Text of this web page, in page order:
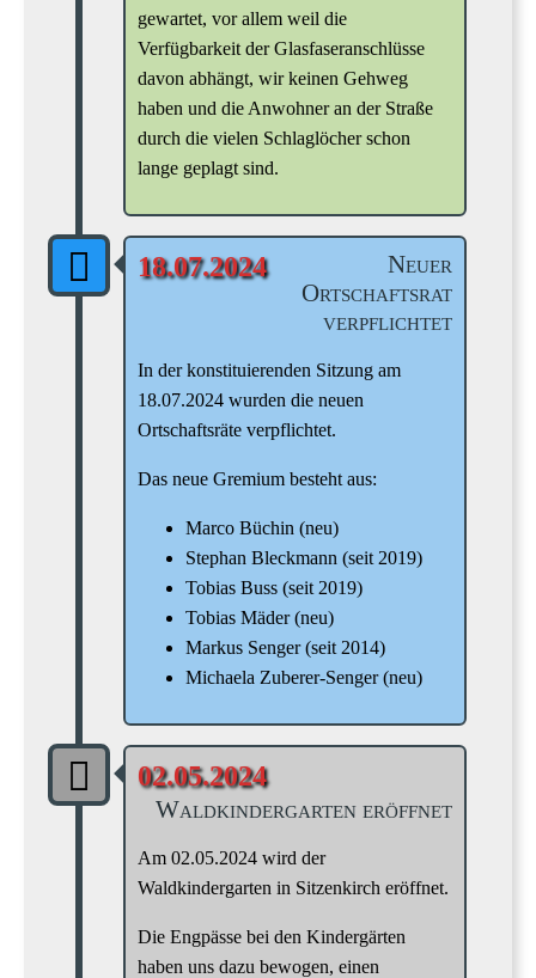
gewartet, vor allem weil die
Verfügbarkeit der Glasfaseranschlüsse
davon abhängt, wir keinen Gehweg
haben und die Anwohner an der Straße
durch die vielen Schlaglöcher schon
lange geplagt sind.
18.07.2024
Neuer
Ortschaftsrat
verpflichtet
In der konstituierenden Sitzung am
18.07.2024 wurden die neuen
Ortschaftsräte verpflichtet.
Das neue Gremium besteht aus:
Marco Büchin (neu)
Stephan Bleckmann (seit 2019)
Tobias Buss (seit 2019)
Tobias Mäder (neu)
Markus Senger (seit 2014)
Michaela Zuberer-Senger (neu)
02.05.2024
Waldkindergarten eröffnet
Am 02.05.2024 wird der
Waldkindergarten in Sitzenkirch eröffnet.
Die Engpässe bei den Kindergärten
haben uns dazu bewogen, einen